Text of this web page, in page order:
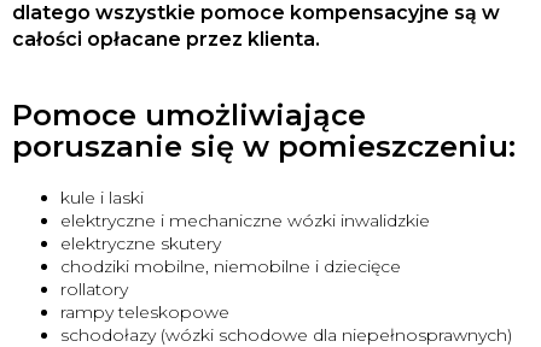
dlatego wszystkie pomoce kompensacyjne są w
całości opłacane przez klienta.
Pomoce umożliwiające
poruszanie się w pomieszczeniu:
kule i laski
elektryczne i mechaniczne wózki inwalidzkie
elektryczne skutery
chodziki mobilne, niemobilne i dziecięce
rollatory
rampy teleskopowe
schodołazy (wózki schodowe dla niepełnosprawnych)